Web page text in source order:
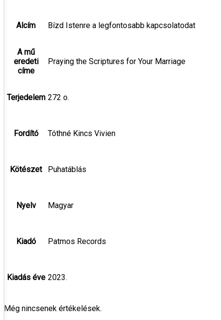
Alcím Bízd Istenre a legfontosabb kapcsolatodat
A mű
eredeti
címe
Praying the Scriptures for Your Marriage
Terjedelem 272 o.
Fordító Tóthné Kincs Vivien
Kötészet Puhatáblás
Nyelv Magyar
Kiadó Patmos Records
Kiadás éve 2023.
Még nincsenek értékelések.